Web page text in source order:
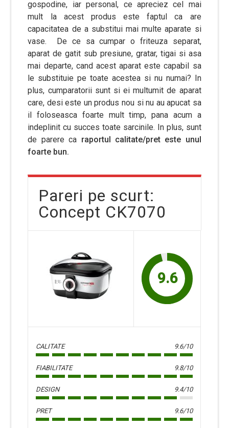
gospodine, iar personal, ce apreciez cel mai
mult la acest produs este faptul ca are
capacitatea de a substitui mai multe aparate si
vase. De ce sa cumpar o friteuza separat,
aparat de gatit sub presiune, gratar, tigai si asa
mai departe, cand acest aparat este capabil sa
le substituie pe toate acestea si nu numai? In
plus, cumparatorii sunt si ei multumit de aparat
care, desi este un produs nou si nu au apucat sa
il foloseasca foarte mult timp, pana acum a
indeplinit cu succes toate sarcinile. In plus, sunt
de parere ca raportul calitate/pret este unul
foarte bun.
Pareri pe scurt:
Concept CK7070
9.6
CALITATE 9.6/10
FIABILITATE 9.8/10
DESIGN 9.4/10
PRET 9.6/10